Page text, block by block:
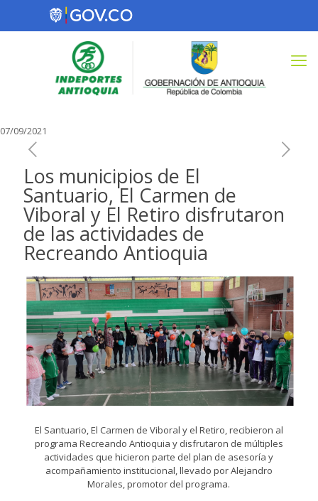
07/09/2021
Los municipios de El
Santuario, El Carmen de
Viboral y El Retiro disfrutaron
de las actividades de
Recreando Antioquia
El Santuario, El Carmen de Viboral y el Retiro, recibieron al
programa Recreando Antioquia y disfrutaron de múltiples
actividades que hicieron parte del plan de asesoría y
acompañamiento institucional, llevado por Alejandro
Morales, promotor del programa.